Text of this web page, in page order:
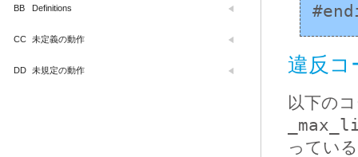
違反コ
以下の
ってい
BB Definitions
CC 未定義の動作
DD 未規定の動作